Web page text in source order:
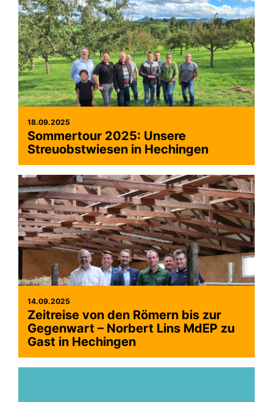
>
18.09.2025
Sommertour 2025: Unsere
Streuobstwiesen in Hechingen
14.09.2025
Zeitreise von den Römern bis zur
Gegenwart – Norbert Lins MdEP zu
Gast in Hechingen